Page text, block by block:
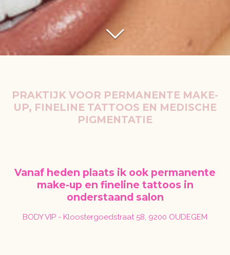
PRAKTIJK VOOR PERMANENTE MAKE-
UP, FINELINE TATTOOS EN MEDISCHE
PIGMENTATIE
Vanaf heden plaats ik ook permanente
make-up en fineline tattoos in
onderstaand salon
BODY VIP - Kloostergoedstraat 58, 9200 OUDEGEM